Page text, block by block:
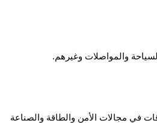
والمواصلات وغيرهم.
في مجالات الأمن والطاقة والصناعة